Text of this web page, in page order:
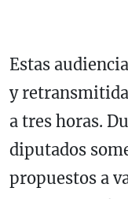
Estas
y
a tres horas.
diputados
propuestos a